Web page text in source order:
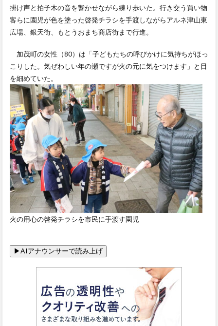
掛け声と拍子木の音を響かせながら練り歩いた。行き交う買い物
客らに園児が色を塗った啓発チラシを手渡しながらアルネ津山東
広場、銀天街、もとうおまち商店街まで行進。
加茂町の女性（80）は「子どもたちの呼びかけに気持ちがほっ
こりした。気ぜわしい年の瀬ですが火の元に気をつけます」と目
を細めていた。
火の用心の啓発チラシを市民に手渡す園児